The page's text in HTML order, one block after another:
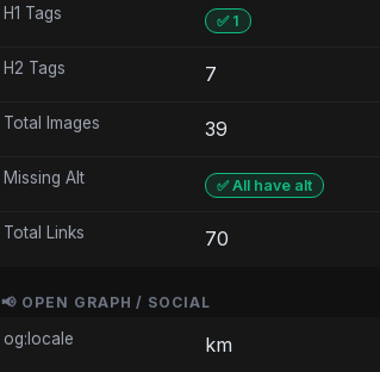
H1 Tags ✅ 1
H2 Tags 7
Total Images 39
Missing Alt ✅ All have alt
Total Links 70
📢 OPEN GRAPH / SOCIAL
og:locale km